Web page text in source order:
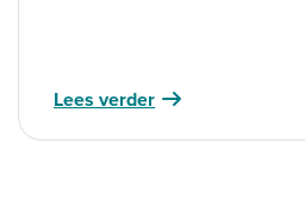
Lees verder